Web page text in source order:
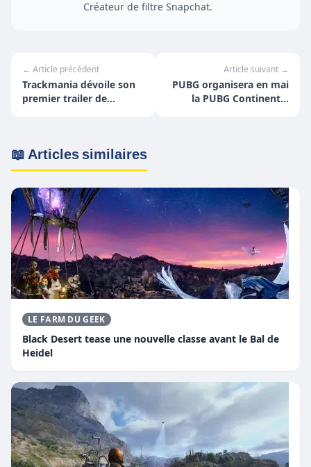
Créateur de filtre Snapchat.
← Article précédent
Trackmania dévoile son
premier trailer de
Article suivant →
PUBG organisera en mai
la PUBG Continental
📖 Articles similaires
LE FARM DU GEEK
Black Desert tease une nouvelle classe avant le Bal de
Heidel